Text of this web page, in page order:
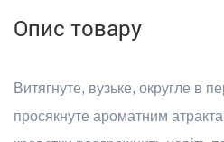
Опис товару
Витягнуте, вузьке, округле в
просякнуте ароматним